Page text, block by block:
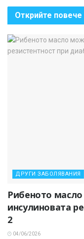
Открийте повече
ДРУГИ ЗАБОЛЯВАНИЯ
Рибеното
инсулиновата
2
04/06/2026